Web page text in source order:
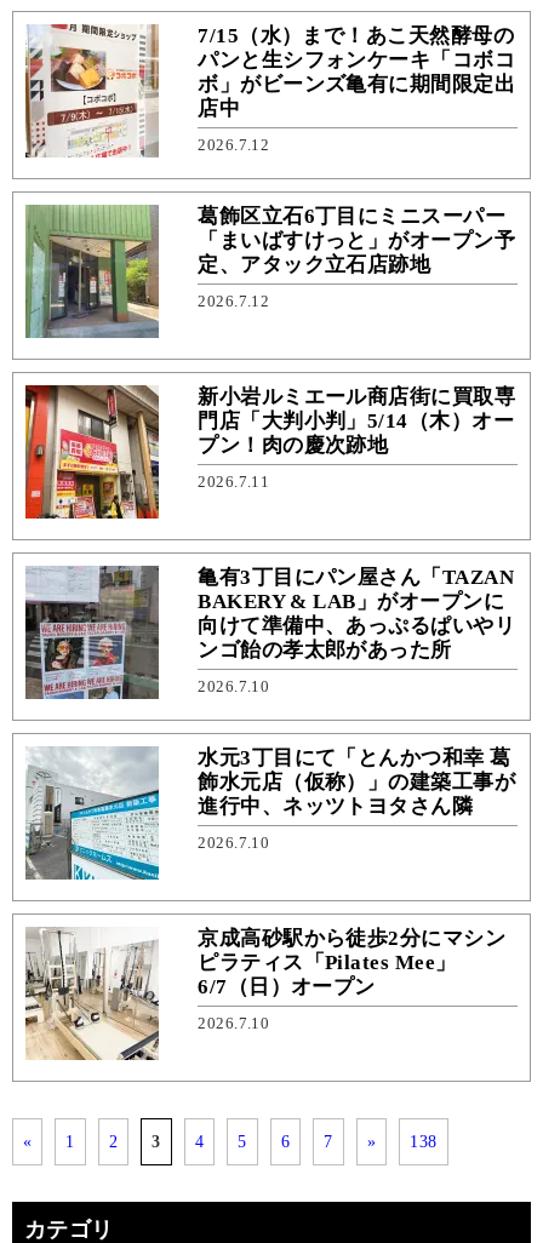
7/15（水）まで！あこ天然酵母の
パンと生シフォンケーキ「コボコ
ボ」がビーンズ亀有に期間限定出
店中
2026.7.12
葛飾区立石6丁目にミニスーパー
「まいばすけっと」がオープン予
定、アタック立石店跡地
2026.7.12
新小岩ルミエール商店街に買取専
門店「大判小判」5/14（木）オー
プン！肉の慶次跡地
2026.7.11
亀有3丁目にパン屋さん「TAZAN
BAKERY & LAB」がオープンに
向けて準備中、あっぷるぱいやリ
ンゴ飴の孝太郎があった所
2026.7.10
水元3丁目にて「とんかつ和幸 葛
飾水元店（仮称）」の建築工事が
進行中、ネッツトヨタさん隣
2026.7.10
京成高砂駅から徒歩2分にマシン
ピラティス「Pilates Mee」
6/7（日）オープン
2026.7.10
« 1 2 3 4 5 6 7 » 138
カテゴリ